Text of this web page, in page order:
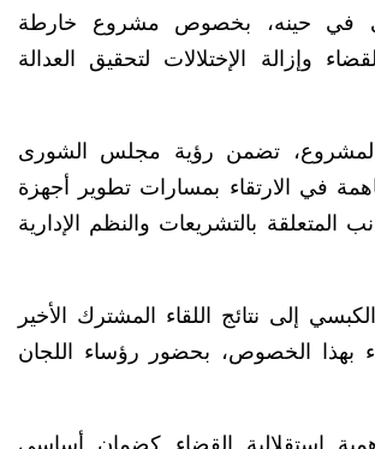
في حينه، بخصوص مشروع خارطة
وإزالة الإختلالات لتحقيق العدالة
تضمن رؤية مجلس الشورى
في الارتقاء بمسارات تطوير أجهزة
المتعلقة بالتشريعات والنظم الإدارية
إلى نتائج اللقاء المشترك الأخير
بهذا الخصوص، بحضور رؤساء اللجان
استقلالية القضاء كضمان أساسي